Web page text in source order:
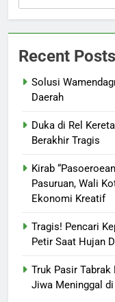
Recent Posts
Solusi
Daerah
Duka di Rel
Berakhir Tragis
Kirab
Pasuruan, Wali
Ekonomi Kreatif
Tragis! Pencari
Petir Saat Hujan
Truk Pasir Tabrak
Jiwa Meninggal